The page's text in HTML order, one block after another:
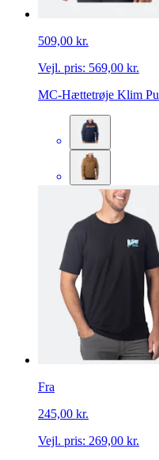
509,00 kr.
Vejl. pris: 569,00 kr.
MC-Hættetrøje Klim
Fra
245,00 kr.
Vejl. pris: 269,00 kr.